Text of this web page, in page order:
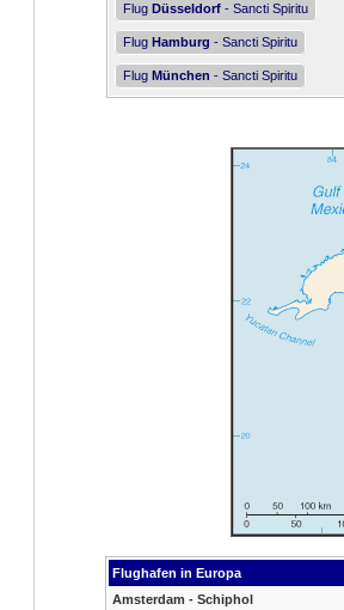
Flug Düsseldorf - Sancti Spiritu
Flug Hamburg - Sancti Spiritu
Flug München - Sancti Spiritu
Flughafen in Europa
Amsterdam - Schiphol